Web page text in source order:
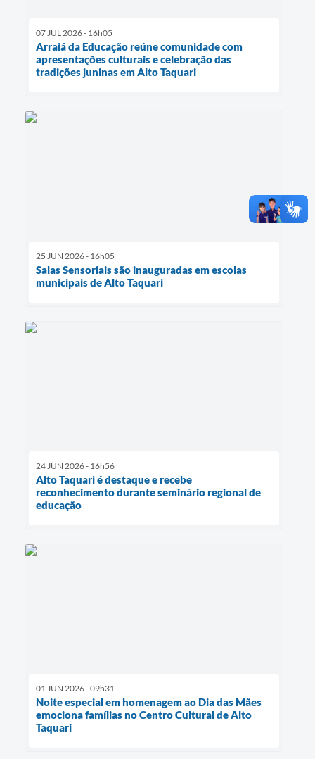
07 JUL 2026 - 16h05
Arraiá da Educação reúne comunidade com
apresentações culturais e celebração das
tradições juninas em Alto Taquari
25 JUN 2026 - 16h05
Salas Sensoriais são inauguradas em escolas
municipais de Alto Taquari
24 JUN 2026 - 16h56
Alto Taquari é destaque e recebe
reconhecimento durante seminário regional de
educação
01 JUN 2026 - 09h31
Noite especial em homenagem ao Dia das Mães
emociona famílias no Centro Cultural de Alto
Taquari